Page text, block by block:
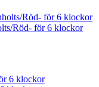
Röd- för 6 klockor